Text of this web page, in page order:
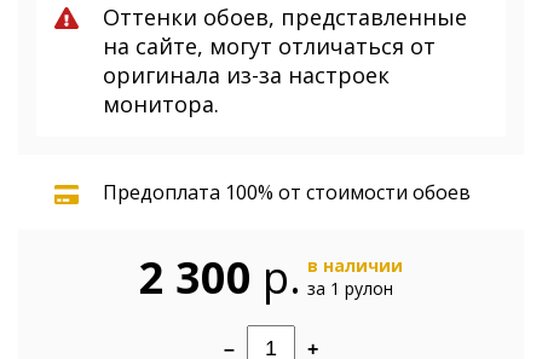
Оттенки обоев, представленные
на сайте, могут отличаться от
оригинала из-за настроек
монитора.
Предоплата 100% от стоимости обоев
2 300 р. в наличии
за 1 рулон
– +